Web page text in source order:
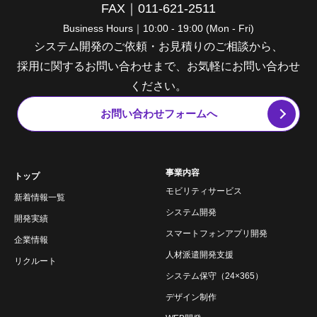
FAX｜011-621-2511
Business Hours｜10:00 - 19:00 (Mon - Fri)
システム開発のご依頼・お見積りのご相談から、
採用に関するお問い合わせまで、お気軽にお問い合わせ
ください。
お問い合わせフォームへ
トップ
新着情報一覧
開発実績
企業情報
リクルート
事業内容
モビリティサービス
システム開発
スマートフォンアプリ開発
人材派遣開発支援
システム保守（24×365）
デザイン制作